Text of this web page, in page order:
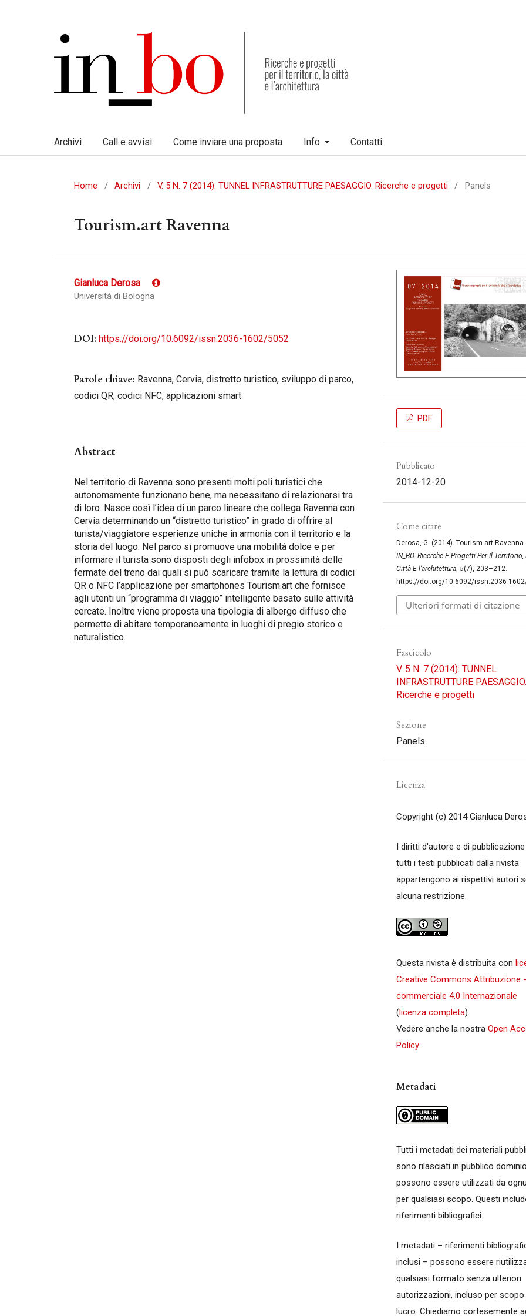
Archivi Call e avvisi Come inviare una proposta Info Contatti
Home / Archivi / V. 5 N. 7 (2014): TUNNEL INFRASTRUTTURE PAESAGGIO. Ricerche e progetti / Panels
Tourism.art Ravenna
Gianluca Derosa
Università di Bologna
DOI:https://doi.org/10.6092/issn.2036-1602/5052
Parole chiave: Ravenna, Cervia, distretto turistico, sviluppo di parco,
codici QR, codici NFC, applicazioni smart
Abstract
Nel territorio di Ravenna sono presenti molti poli turistici che
autonomamente funzionano bene, ma necessitano di relazionarsi tra
di loro. Nasce così l’idea di un parco lineare che collega Ravenna con
Cervia determinando un “distretto turistico” in grado di offrire al
turista/viaggiatore esperienze uniche in armonia con il territorio e la
storia del luogo. Nel parco si promuove una mobilità dolce e per
informare il turista sono disposti degli infobox in prossimità delle
fermate del treno dai quali si può scaricare tramite la lettura di codici
QR o NFC l’applicazione per smartphones Tourism.art che fornisce
agli utenti un “programma di viaggio” intelligente basato sulle attività
cercate. Inoltre viene proposta una tipologia di albergo diffuso che
permette di abitare temporaneamente in luoghi di pregio storico e
naturalistico.
PDF
Pubblicato
2014-12-20
Come citare
Derosa, G. (2014). Tourism.art Ravenna.
IN_BO. Ricerche E Progetti Per Il Territorio,
Città E l’architettura, 5(7), 203–212.
https://doi.org/10.6092/issn.2036-
Ulteriori formati di citazione
Fascicolo
V. 5 N. 7 (2014): TUNNEL
INFRASTRUTTURE PAESAGGIO.
Ricerche e progetti
Sezione
Panels
Licenza
Copyright (c) 2014 Gianluca
I diritti d'autore e di pubblicazione
tutti i testi pubblicati dalla rivista
appartengono ai rispettivi autori
alcuna restrizione.
Questa rivista è distribuita con
Creative Commons Attribuzione
commerciale 4.0 Internazionale
(licenza completa).
Vedere anche la nostra Open
Policy.
Metadati
Tutti i metadati dei materiali
sono rilasciati in pubblico
possono essere utilizzati da
per qualsiasi scopo. Questi
riferimenti bibliografici.
I metadati – riferimenti
inclusi – possono essere
qualsiasi formato senza ulteriori
autorizzazioni, incluso per scopo
lucro. Chiediamo cortesemente